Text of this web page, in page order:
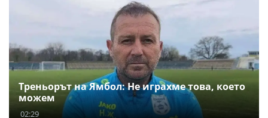
Треньорът на Ямбол: Не играхме това, което
можем
02:29